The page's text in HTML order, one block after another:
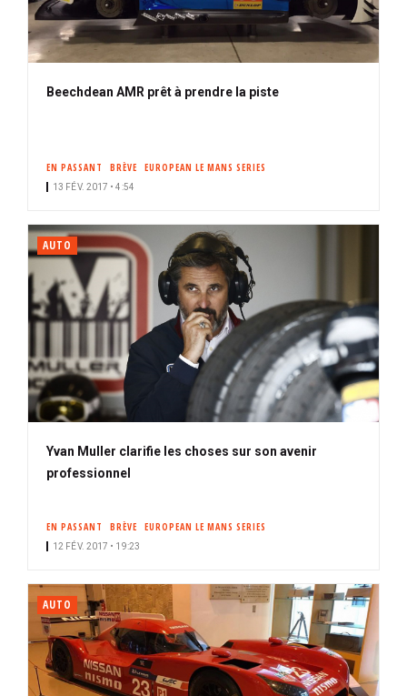
Beechdean AMR prêt à prendre la piste
EN PASSANT BRÈVE EUROPEAN LE MANS SERIES
13 FÉV. 2017 • 4:54
AUTO
Yvan Muller clarifie les choses sur son avenir
professionnel
EN PASSANT BRÈVE EUROPEAN LE MANS SERIES
12 FÉV. 2017 • 19:23
AUTO